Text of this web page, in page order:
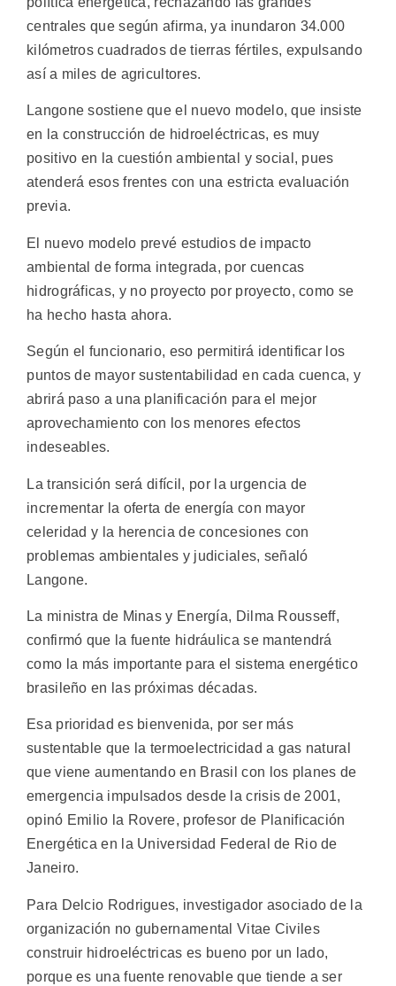
centrales que según afirma, ya inundaron 34.000
kilómetros cuadrados de tierras fértiles, expulsando
así a miles de agricultores.
Langone sostiene que el nuevo modelo, que insiste
en la construcción de hidroeléctricas, es muy
positivo en la cuestión ambiental y social, pues
atenderá esos frentes con una estricta evaluación
previa.
El nuevo modelo prevé estudios de impacto
ambiental de forma integrada, por cuencas
hidrográficas, y no proyecto por proyecto, como se
ha hecho hasta ahora.
Según el funcionario, eso permitirá identificar los
puntos de mayor sustentabilidad en cada cuenca, y
abrirá paso a una planificación para el mejor
aprovechamiento con los menores efectos
indeseables.
La transición será difícil, por la urgencia de
incrementar la oferta de energía con mayor
celeridad y la herencia de concesiones con
problemas ambientales y judiciales, señaló
Langone.
La ministra de Minas y Energía, Dilma Rousseff,
confirmó que la fuente hidráulica se mantendrá
como la más importante para el sistema energético
brasileño en las próximas décadas.
Esa prioridad es bienvenida, por ser más
sustentable que la termoelectricidad a gas natural
que viene aumentando en Brasil con los planes de
emergencia impulsados desde la crisis de 2001,
opinó Emilio la Rovere, profesor de Planificación
Energética en la Universidad Federal de Rio de
Janeiro.
Para Delcio Rodrigues, investigador asociado de la
organización no gubernamental Vitae Civiles
construir hidroeléctricas es bueno por un lado,
porque es una fuente renovable que tiende a ser